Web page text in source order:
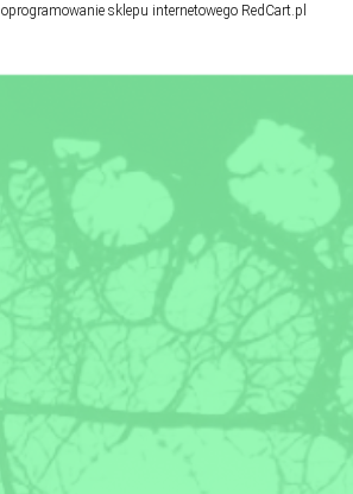
oprogramowanie sklepu internetowego RedCart.pl